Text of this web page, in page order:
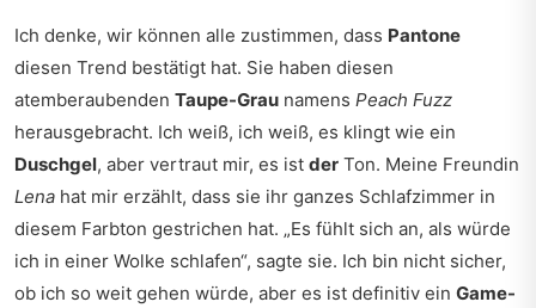
Ich denke, wir können alle zustimmen, dass Pantone
diesen Trend bestätigt hat. Sie haben diesen
atemberaubenden Taupe-Grau namens Peach Fuzz
herausgebracht. Ich weiß, ich weiß, es klingt wie ein
Duschgel, aber vertraut mir, es ist der Ton. Meine Freundin
Lena hat mir erzählt, dass sie ihr ganzes Schlafzimmer in
diesem Farbton gestrichen hat. „Es fühlt sich an, als würde
ich in einer Wolke schlafen“, sagte sie. Ich bin nicht sicher,
ob ich so weit gehen würde, aber es ist definitiv ein Game-